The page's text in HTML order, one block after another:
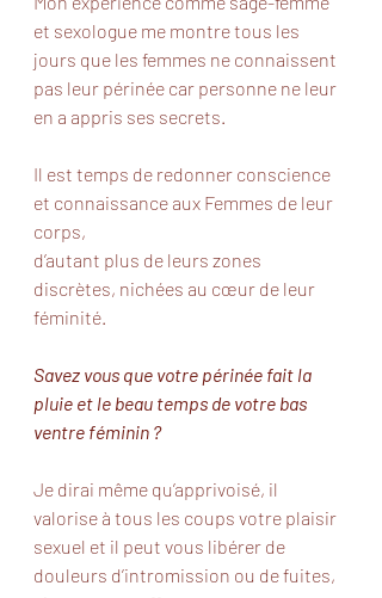
et sexologue me montre tous les
jours que les femmes ne connaissent
pas leur périnée car personne ne leur
en a appris ses secrets.
Il est temps de redonner conscience
et connaissance aux Femmes de leur
corps,
d’autant plus de leurs zones
discrètes, nichées au cœur de leur
féminité.
Savez vous que votre périnée fait la
pluie et le beau temps de votre bas
ventre féminin ?
Je dirai même qu’apprivoisé, il
valorise à tous les coups votre plaisir
sexuel et il peut vous libérer de
douleurs d’intromission ou de fuites,